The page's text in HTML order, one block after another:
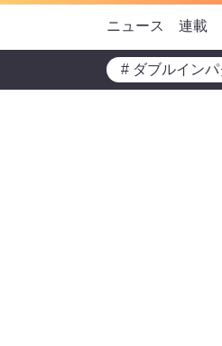
ニュース 連載
# ダブルイン